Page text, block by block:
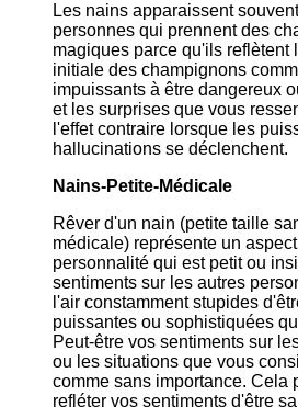
Les nains apparaissent
personnes qui prennent des
magiques parce qu'ils reflètent
initiale des champignons
impuissants à être dangereux
et les surprises que vous
l'effet contraire lorsque les
hallucinations se déclenchent.
Nains-Petite-Médicale
Rêver d'un nain (petite taille
médicale) représente un
personnalité qui est petit ou
sentiments sur les autres
l'air constamment stupides
puissantes ou sophistiquées
Peut-être vos sentiments sur
ou les situations que vous
comme sans importance. Cela
refléter vos sentiments d'être